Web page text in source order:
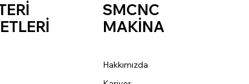
SMCNC
MAKİNA
Hakkımızda